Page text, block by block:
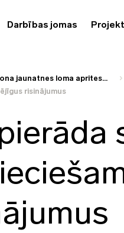
Darbības jomas
jaunatnes loma aprites...
risinājumus